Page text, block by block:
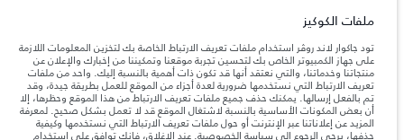
تعكس الأوزان المذكورة مواصفات السيارة القياسية. سوف تؤثر الإكسسوارات وغيرها من
العناصر المثبتة بعد نقطة التصنيع في الحمولة. تأكد من عدم تجاوز الوزن الإجمالي للسيارة
والحمولة.
المعلومات والمواصفات والأسعار والألوان المذكورة على هذا الموقع قد تختلف من بلد إلى
آخر، كما أنّها قد تتغير بدون إشعار مسبق. الرجاء التواصل مع وكيلنا المحلي للتأكد من توفّرها
والتحقق من الأسعار.
ملاحظة مهمة حول الصور والمواصفات. إن النقص العالمي في أشباه الموصلات يؤثر حاليًا
ملفات الكوكيز
تود جاكوار لاند روڤر استخدام ملفات تعريف الارتباط الخاصة بك لتخزين المعلومات اللازمة
على جهاز الكمبيوتر الخاص بك لتحسين تجربة موقعنا وتمكيننا من إخبارك والإعلان عن
منتجاتنا وخدماتنا، والتي نعتقد أنها قد تكون ذات أهمية بالنسبة إليك. واحد من ملفات
تعريف الارتباط التي نستخدمها ضرورية لعدة أجزاء من الموقع للعمل بطريقة جيدة، وقد
تم بالفعل إرسالها. يمكنك حذف جميع ملفات تعريف الارتباط من هذا الموقع وحظرها، إلا
أن بعض المكونات الأساسية بالنسبة لاشتغال الموقع قد لا تعمل بشكل صحيح. لمعرفة
المزيد عن إعلاناتنا عبر الإنترنت أو حول ملفات تعريف الارتباط التي نستخدمها وكيفية
حذفها، يرجى الرجوع إلى سياسة الخصوصية. عند الإغلاق، فإنك توافق على استخدام